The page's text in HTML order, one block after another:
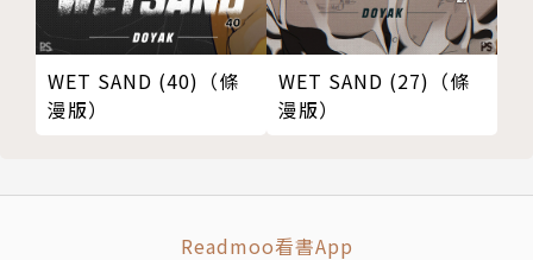
WET SAND (40)（條
漫版）
WET SAND (27)（條
漫版）
Readmoo看書App